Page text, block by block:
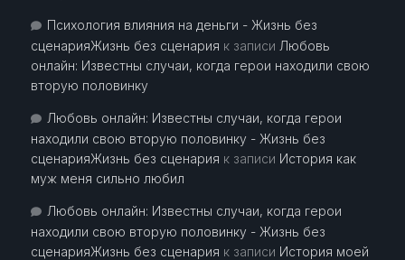
Психология влияния на деньги - Жизнь без
сценарияЖизнь без сценария к записи Любовь
онлайн: Известны случаи, когда герои находили свою
вторую половинку
Любовь онлайн: Известны случаи, когда герои
находили свою вторую половинку - Жизнь без
сценарияЖизнь без сценария к записи История как
муж меня сильно любил
Любовь онлайн: Известны случаи, когда герои
находили свою вторую половинку - Жизнь без
сценарияЖизнь без сценария к записи История моей